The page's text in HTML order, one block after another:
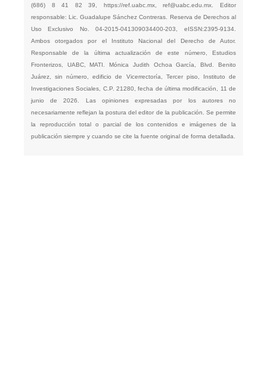
(686) 8 41 82 39, https://ref.uabc.mx,ref@uabc.edu.mx . Editor
responsable: Lic. Guadalupe Sánchez Contreras. Reserva de Derechos al
Uso Exclusivo No. 04-2015-041309034400-203, eISSN:2395-9134.
Ambos otorgados por el Instituto Nacional del Derecho de Autor.
Responsable de la última actualización de este número, Estudios
Fronterizos, UABC, MATI. Mónica Judith Ochoa García, Blvd. Benito
Juárez, sin número, edificio de Vicerrectoría, Tercer piso, Instituto de
Investigaciones Sociales, C.P. 21280, fecha de última modificación, 11 de
junio de 2026. Las opiniones expresadas por los autores no
necesariamente reflejan la postura del editor de la publicación. Se permite
la reproducción total o parcial de los contenidos e imágenes de la
publicación siempre y cuando se cite la fuente original de forma detallada.